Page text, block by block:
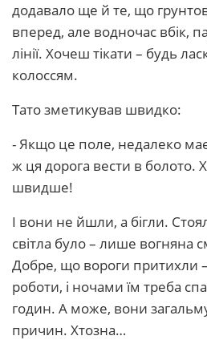
додавало ще й те, що
вперед, але водночас вбік,
лінії. Хочеш тікати – будь
колоссям.
Тато зметикував швидко:
- Якщо це поле, недалеко
ж ця дорога вести в болото.
швидше!
І вони не йшли, а бігли.
світла було – лише вогняна
Добре, що вороги притихли
роботи, і ночами їм треба
годин. А може, вони
причин. Хтозна…